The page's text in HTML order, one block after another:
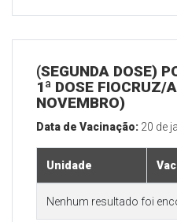
(SEGUNDA DOSE)
1ª DOSE FIOCRUZ/
NOVEMBRO)
Data de Vacinação: 20 de
Unidade
Nenhum resultado foi